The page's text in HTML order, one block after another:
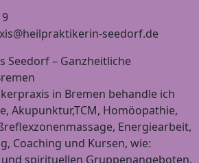
seedorf.de
Seedorf – Ganzheitliche
in Bremen behandle ich
Akupunktur,TCM, Homöopathie,
Energiearbeit,
Coaching und Kursen, wie:
spirituellen Gruppenangeboten.